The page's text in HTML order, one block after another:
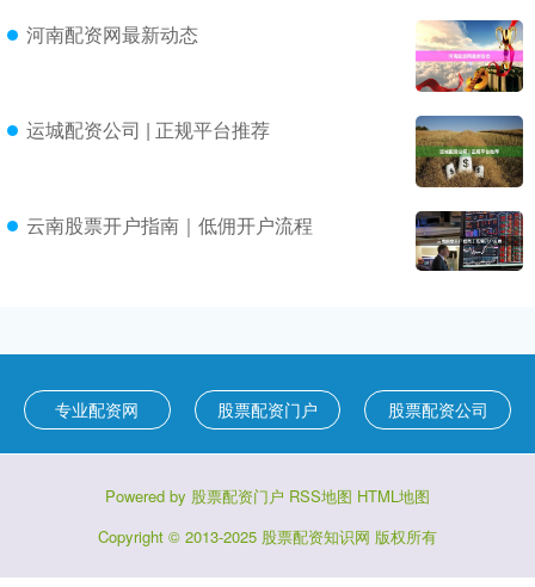
河南配资网最新动态
运城配资公司 | 正规平台推荐
云南股票开户指南｜低佣开户流程
专业配资网 股票配资门户 股票配资公司
Powered by 股票配资门户 RSS地图 HTML地图
Copyright © 2013-2025 股票配资知识网 版权所有